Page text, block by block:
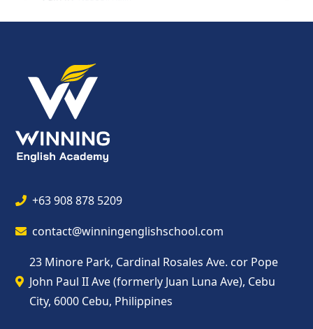
+63 908 878 5209
contact@winningenglishschool.com
23 Minore Park, Cardinal Rosales Ave. cor Pope
John Paul II Ave (formerly Juan Luna Ave), Cebu
City, 6000 Cebu, Philippines